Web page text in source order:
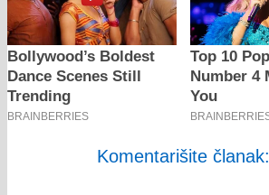
Komentarišite članak: